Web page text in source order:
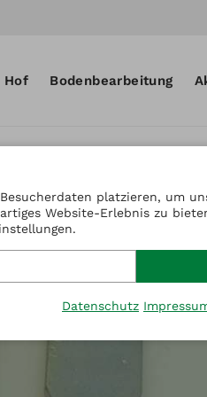
Hof Bodenbearbeitung
platzieren, um
Website-Erlebnis zu
Datenschutz